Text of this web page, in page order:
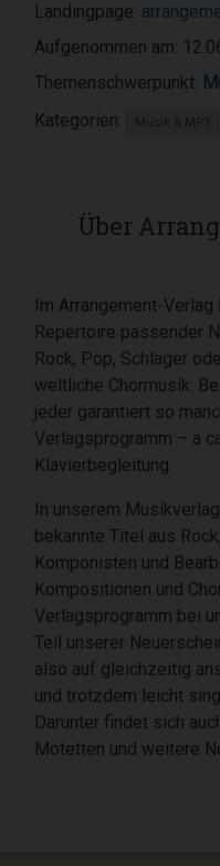
Landingpage:
Aufgenommen am:
Themenschwerpunkt:
Kategorien:
Musik & MP3
Über
Im Arrangement-
Repertoire passender
Rock, Pop, Schlager
weltliche Chormusik:
jeder garantiert so
Verlagsprogramm – a
Klavierbegleitung.
In unserem
bekannte Titel aus
Komponisten und
Kompositionen und
Verlagsprogramm bei
Teil unserer
also auf gleichzeitig
und trotzdem leicht
Darunter findet sich
Motetten und weitere